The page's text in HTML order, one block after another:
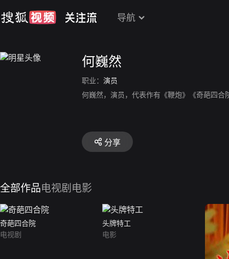
导航
何巍然
职业： 演员
何巍然，演员，代表作有《鞭炮》《奇葩四合
分享
全部作品电视剧 电影
奇葩四合院
电视剧
头牌特工
电影